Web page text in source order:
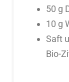
50 g
10 g
Saft
Bio-